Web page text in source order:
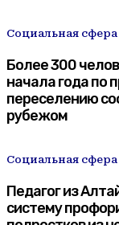
Социальная
Более 300
начала года по
переселению
рубежом
Социальная
Педагог из
систему